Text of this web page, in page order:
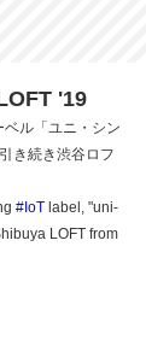
'19
ル「ユニ・シン
き続き渋谷ロフ
#IoT label, "uni-
LOFT from